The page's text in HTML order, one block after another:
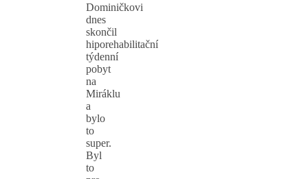
Dominičkovi
dnes
skončil
hiporehabilitační
týdenní
pobyt
na
Miráklu
a
bylo
to
super.
Byl
to